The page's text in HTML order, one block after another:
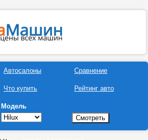
Автосалоны
Что купить
Сравнение
Рейтинг авто
Модель